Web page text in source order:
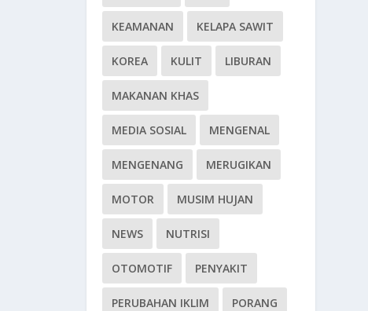
KEAMANAN KELAPA SAWIT
KOREA KULIT LIBURAN
MAKANAN KHAS
MEDIA SOSIAL MENGENAL
MENGENANG MERUGIKAN
MOTOR MUSIM HUJAN
NEWS NUTRISI
OTOMOTIF PENYAKIT
PERUBAHAN IKLIM PORANG